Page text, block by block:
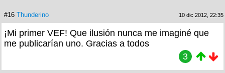
#16 Thunderino 10 dic 2012, 22:35
¡Mi primer VEF! Que ilusión nunca me imaginé que
me publicarían uno. Gracias a todos
3